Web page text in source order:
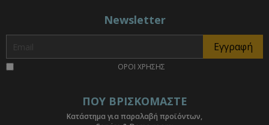
Newsletter
ΟΡΟΙ ΧΡΗΣΗΣ
ΠΟΥ ΒΡΙΣΚΟΜΑΣΤΕ
Κατάστημα για παραλαβή προϊόντων,